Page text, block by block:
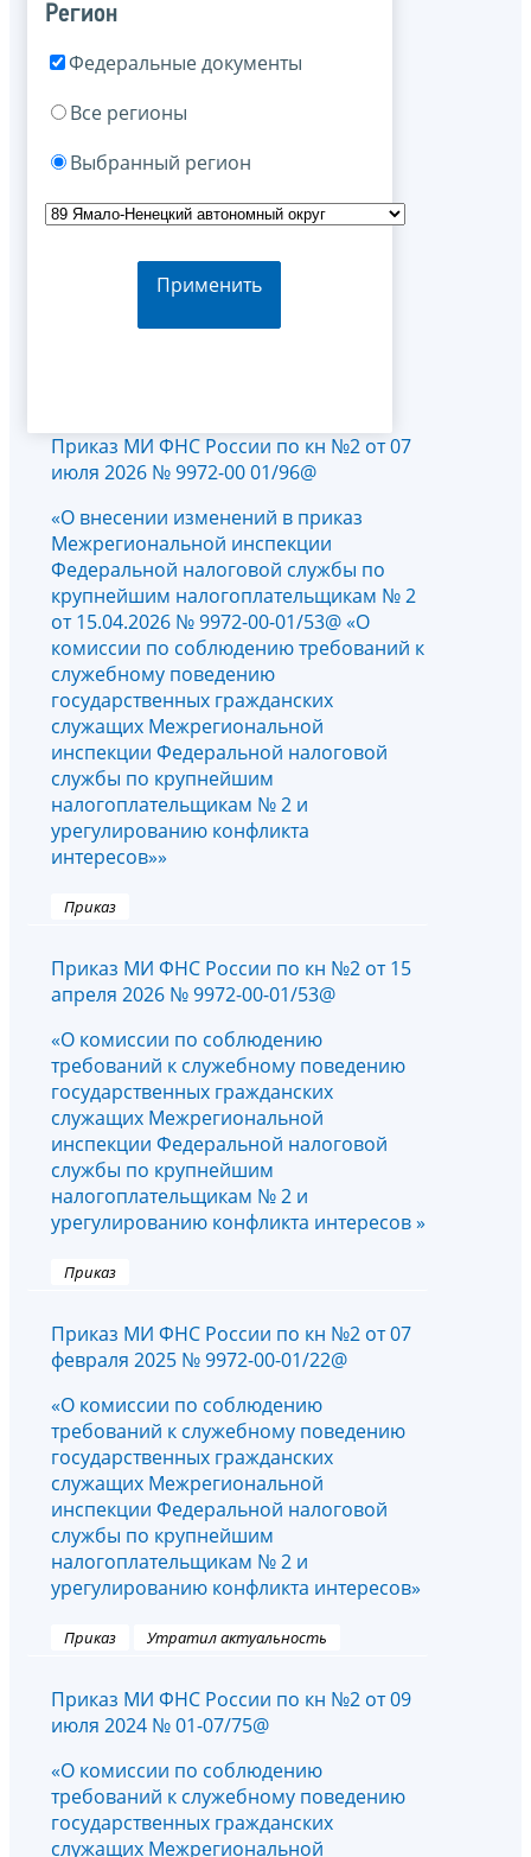
Регион
Федеральные документы
Все регионы
Выбранный регион
Применить
Приказ МИ ФНС России по кн №2 от 07
июля 2026 № 9972-00 01/96@
«О внесении изменений в приказ
Межрегиональной инспекции
Федеральной налоговой службы по
крупнейшим налогоплательщикам № 2
от 15.04.2026 № 9972-00-01/53@ «О
комиссии по соблюдению требований к
служебному поведению
государственных гражданских
служащих Межрегиональной
инспекции Федеральной налоговой
службы по крупнейшим
налогоплательщикам № 2 и
урегулированию конфликта
интересов»»
Приказ
Приказ МИ ФНС России по кн №2 от 15
апреля 2026 № 9972-00-01/53@
«О комиссии по соблюдению
требований к служебному поведению
государственных гражданских
служащих Межрегиональной
инспекции Федеральной налоговой
службы по крупнейшим
налогоплательщикам № 2 и
урегулированию конфликта интересов »
Приказ
Приказ МИ ФНС России по кн №2 от 07
февраля 2025 № 9972-00-01/22@
«О комиссии по соблюдению
требований к служебному поведению
государственных гражданских
служащих Межрегиональной
инспекции Федеральной налоговой
службы по крупнейшим
налогоплательщикам № 2 и
урегулированию конфликта интересов»
Приказ Утратил актуальность
Приказ МИ ФНС России по кн №2 от 09
июля 2024 № 01-07/75@
«О комиссии по соблюдению
требований к служебному поведению
государственных гражданских
служащих Межрегиональной